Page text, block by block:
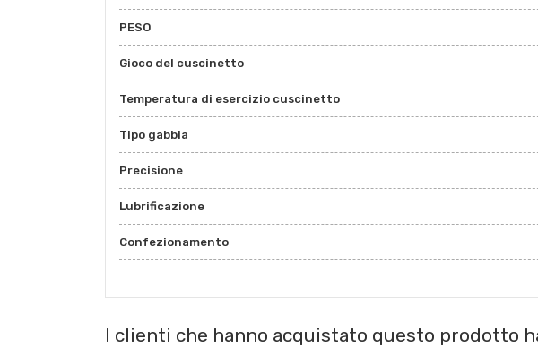
PESO
Gioco del cuscinetto
Temperatura di esercizio cuscinetto
Tipo gabbia
Precisione
Lubrificazione
Confezionamento
I clienti che hanno acquistato questo prodotto